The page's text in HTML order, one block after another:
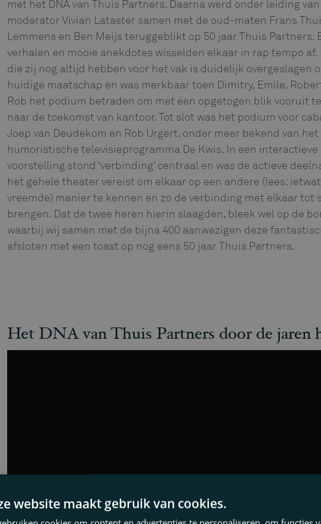
met het DNA van Thuis Partners. Daarna werd onder leiding van
moderator Vivian Lataster samen met de oud-maten Frans
Lemmens en Ben Meijs teruggeblikt op 50 jaar Thuis Partners.
verhalen en mooie anekdotes wisselden elkaar in rap tempo af.
die zij nog altijd hebben voor het vak is duidelijk overgeslagen
huidige maatschap en was merkbaar toen Dimitry, Emile,
Rob het podium betraden om met een opgetogen blik vooruit
naar de toekomst van kantoor. Tot slot was het podium voor
Joep van Deudekom en Rob Urgert, onder meer bekend van het
humoristische televisieprogramma De Kwis. In een interactieve
voorstelling stond ‘verbinding’ centraal en was de actieve
het gehele theater vereist om elkaar op een andere (lees: ietwat
vreemde) manier te kennen en zo de verbinding met elkaar tot
brengen. Dat de twee heren hierin slaagden, bleek wel op de
waarbij wij samen met de bijna 400 aanwezigen deze
afsloten met een toast op nog eens 50 jaar Thuis Partners.
Het DNA van Thuis Partners door de jaren
website maakt gebruik van cookies.